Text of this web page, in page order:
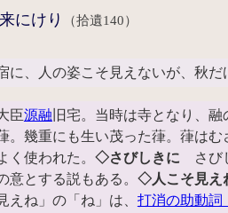
にけり （拾遺140）
に、人の姿こそ見えないが、秋だ
臣源融 旧宅。当時は寺となり、融
。幾重にも生い茂った葎。葎はむ
使われた。 ◇さびしきに さび
意とする説もある。 ◇人こそ見
ね」の「ね」は、 打消の助動詞